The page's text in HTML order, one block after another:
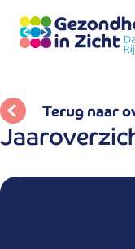
Terug naar